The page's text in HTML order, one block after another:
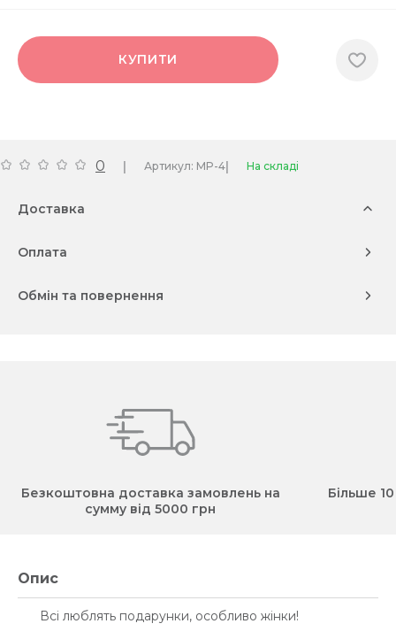
КУПИТИ
0 | Артикул: MP-4| На складі
Доставка
Оплата
Обмін та повернення
Безкоштовна доставка замовлень на
сумму від 5000 грн
Більше
Опис
Всі люблять подарунки, особливо жінки!